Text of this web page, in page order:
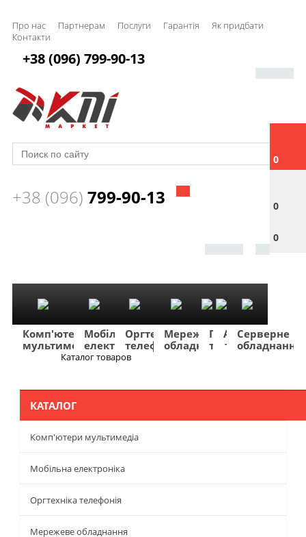
Про нас Партнерам Послуги Гарантія
Як придбати
Контакти
0
0
0
+38 (096) 799-90-13
+38 (096) 799-90-13
Комп'ютери
мультимедіа
Мобільна
електроніка
Оргтехніка
телефонія
Мережеве
обладнання
Побутова
техніка
TV
та
Фото
та
Авто
та
Серверне
обладнання
Каталог товаров
КАТАЛОГ
Комп'ютери мультимедіа
Мобільна електроніка
Оргтехніка телефонія
Мережеве обладнання